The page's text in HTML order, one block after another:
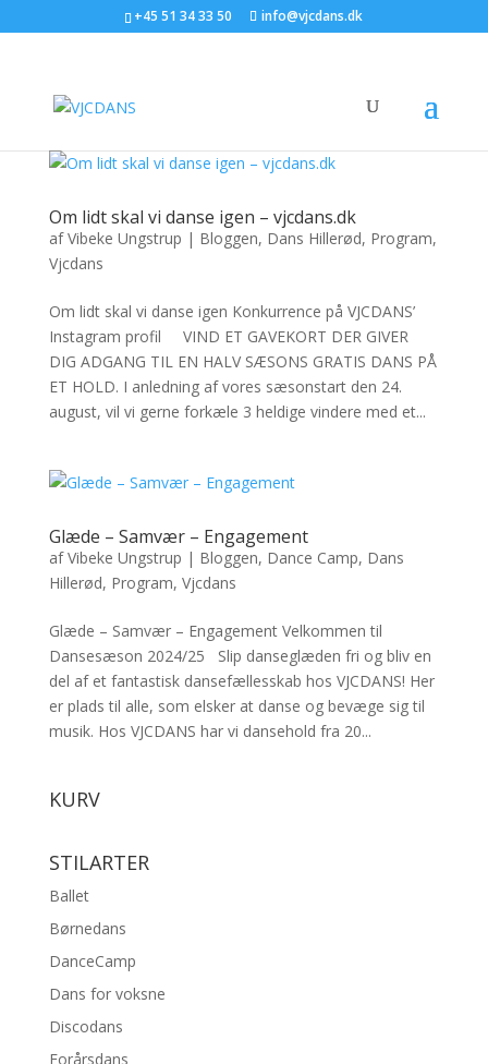
+45 51 34 33 50 info@vjcdans.dk
Om lidt skal vi danse igen – vjcdans.dk
afVibeke Ungstrup | Bloggen, Dans Hillerød, Program,
Vjcdans
Om lidt skal vi danse igen Konkurrence på VJCDANS’
Instagram profil VIND ET GAVEKORT DER GIVER
DIG ADGANG TIL EN HALV SÆSONS GRATIS DANS PÅ
ET HOLD. I anledning af vores sæsonstart den 24.
august, vil vi gerne forkæle 3 heldige vindere med et...
Glæde – Samvær – Engagement
afVibeke Ungstrup | Bloggen, Dance Camp, Dans
Hillerød, Program, Vjcdans
Glæde – Samvær – Engagement Velkommen til
Dansesæson 2024/25 Slip danseglæden fri og bliv en
del af et fantastisk dansefællesskab hos VJCDANS! Her
er plads til alle, som elsker at danse og bevæge sig til
musik. Hos VJCDANS har vi dansehold fra 20...
KURV
STILARTER
Ballet
Børnedans
DanceCamp
Dans for voksne
Discodans
Forårsdans